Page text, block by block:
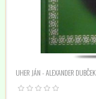
UHER JÁN - ALEXANDER DUBČEK